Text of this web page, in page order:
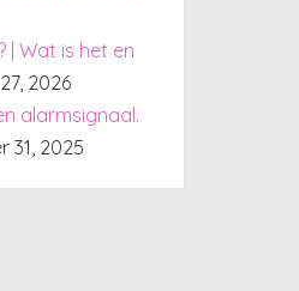
| Wat is het en
2026
alarmsignaal.
31, 2025